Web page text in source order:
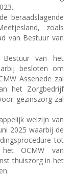
beraadslagende
zoals
van Bestuur van
van het
besloten om
Assenede zal
het Zorgbedrijf
gezinszorg zal
welzijn van
2025 waarbij de
tot
OCMW van
thuiszorg in het